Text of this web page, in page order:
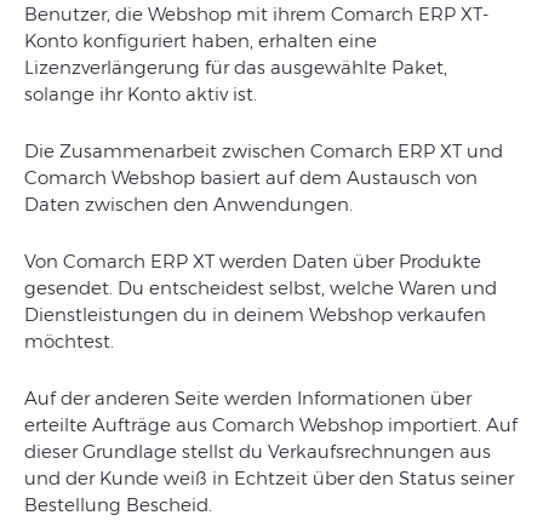
Wie kann ich von Produkten für den
Webshop konfigurieren?
Wie kann ich Produkte an den Webshop
Benutzer, die Webshop mit ihrem Comarch ERP XT-
Konto konfiguriert haben, erhalten eine
Lizenzverlängerung für das ausgewählte Paket,
solange ihr Konto aktiv ist.
Die Zusammenarbeit zwischen Comarch ERP XT und
Comarch Webshop basiert auf dem Austausch von
Daten zwischen den Anwendungen.
Von Comarch ERP XT werden Daten über Produkte
gesendet. Du entscheidest selbst, welche Waren und
Dienstleistungen du in deinem Webshop verkaufen
möchtest.
Auf der anderen Seite werden Informationen über
erteilte Aufträge aus Comarch Webshop importiert. Auf
dieser Grundlage stellst du Verkaufsrechnungen aus
und der Kunde weiß in Echtzeit über den Status seiner
Bestellung Bescheid.